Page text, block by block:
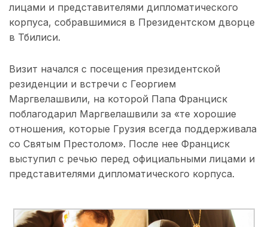
лицами и представителями дипломатического
корпуса, собравшимися в Президентском дворце
в Тбилиси.
Визит начался с посещения президентской
резиденции и встречи с Георгием
Маргвелашвили, на которой Папа Франциск
поблагодарил Маргвелашвили за «те хорошие
отношения, которые Грузия всегда поддерживала
со Святым Престолом». После нее Франциск
выступил с речью перед официальными лицами и
представителями дипломатического корпуса.